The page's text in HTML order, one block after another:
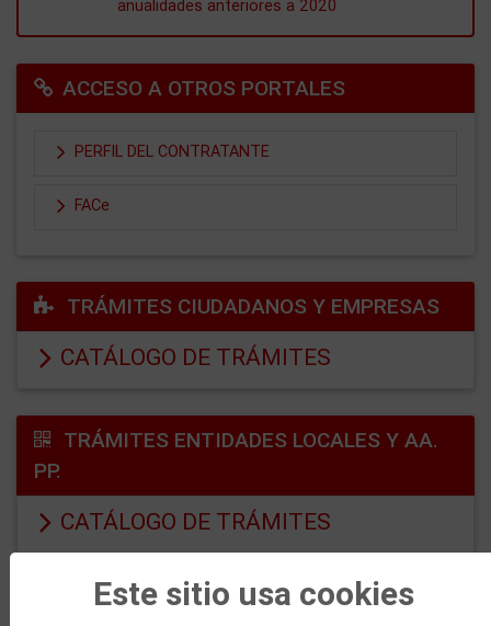
anualidades anteriores a 2020
ACCESO A OTROS PORTALES
PERFIL DEL CONTRATANTE
FACe
TRÁMITES CIUDADANOS Y EMPRESAS
CATÁLOGO DE TRÁMITES
TRÁMITES ENTIDADES LOCALES Y AA.
PP.
CATÁLOGO DE TRÁMITES
VERIFICADOR DE DOCUMENTOS
Este sitio usa cookies